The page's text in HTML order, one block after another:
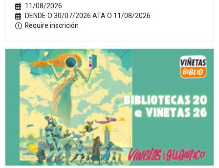
11/08/2026
DENDE O 30/07/2026 ATA O 11/08/2026
Require inscrición